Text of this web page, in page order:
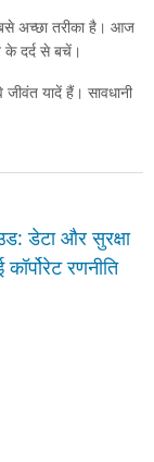
अच्छा तरीका है। आज
के दर्द से बचें।
यादें हैं। सावधानी
डेटा और सुरक्षा
रणनीति